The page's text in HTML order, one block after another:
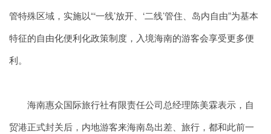
管特殊区域，实施以“‘一线’放开、‘二线’管住、岛内自由”为基本
特征的自由化便利化政策制度，入境海南的游客会享受更多便
利。
海南惠众国际旅行社有限责任公司总经理陈美霖表示，自
贸港正式封关后，内地游客来海南岛出差、旅行，都和此前一